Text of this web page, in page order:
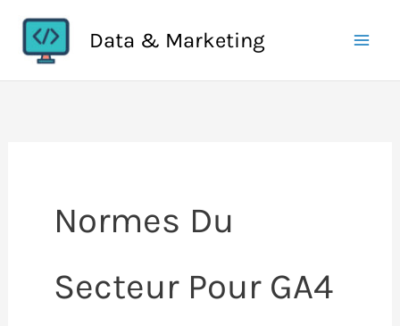
contenu
Data & Marketing
Normes Du
Secteur Pour GA4